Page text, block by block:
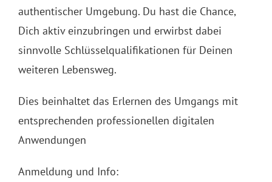
authentischer Umgebung. Du hast die Chance,
Dich aktiv einzubringen und erwirbst dabei
sinnvolle Schlüsselqualifikationen für Deinen
weiteren Lebensweg.
Dies beinhaltet das Erlernen des Umgangs mit
entsprechenden professionellen digitalen
Anwendungen
Anmeldung und Info: